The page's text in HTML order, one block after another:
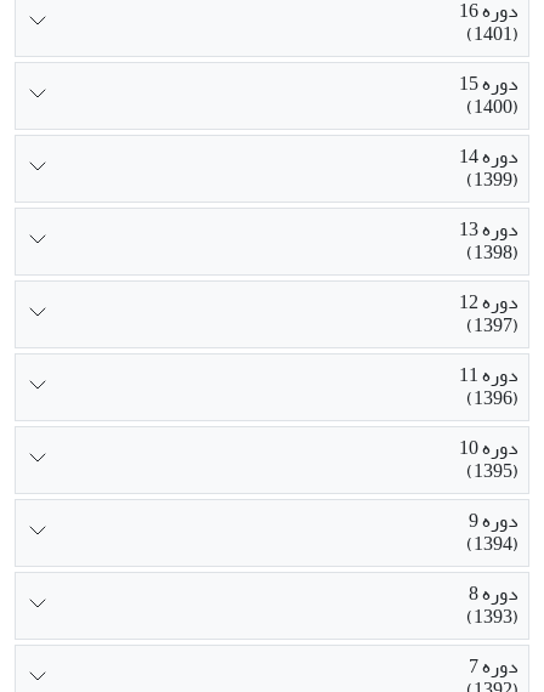
دوره 16
(1401)
دوره 15
(1400)
دوره 14
(1399)
دوره 13
(1398)
دوره 12
(1397)
دوره 11
(1396)
دوره 10
(1395)
دوره 9
(1394)
دوره 8
(1393)
دوره 7